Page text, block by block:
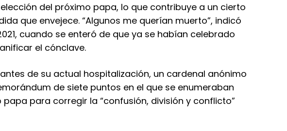
del próximo papa, lo que contribuye a un cierto
que envejece. “Algunos me querían muerto”, indicó
cuando se enteró de que ya se habían celebrado
el cónclave.
de su actual hospitalización, un cardenal anónimo
de siete puntos en el que se enumeraban
para corregir la “confusión, división y conflicto”